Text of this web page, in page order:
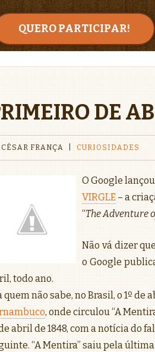
QUERO PARTICIPAR!
DE
CÉSAR FRANÇA CURIOSIDADES
O Google
VIRGLE – a
“The Adventure
Não vá dizer
o Google
todo ano.
quem não sabe, no Brasil, o 1º
, onde circulou “A
abril de 1848, com a notícia do
“A Mentira” saiu pela